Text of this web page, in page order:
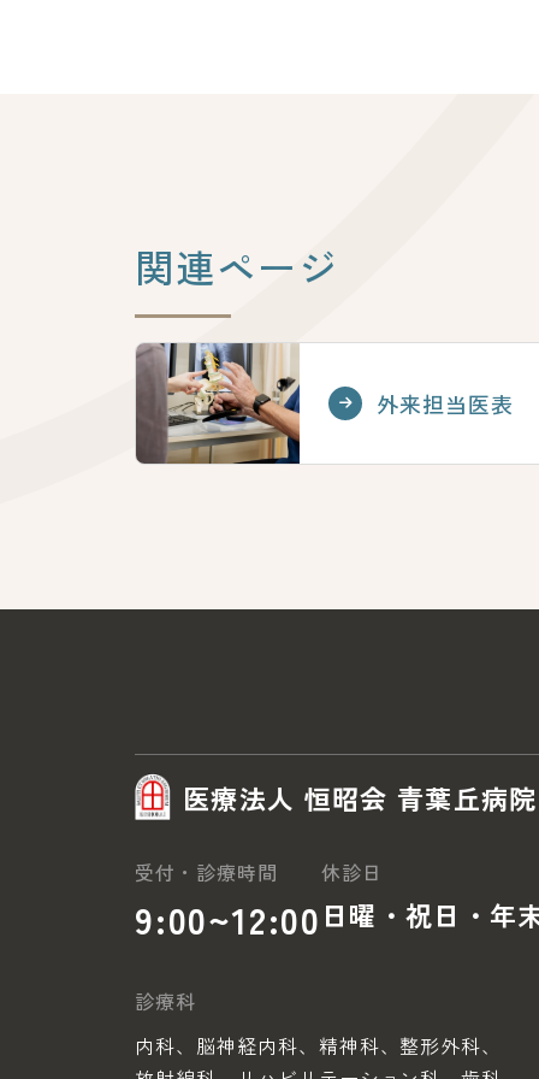
関連ページ
外来担当医表
医療法人 恒昭会 青葉丘病院
受付・診療時間
9:00~12:00
休診日
日曜・祝日・年
診療科
内科、脳神経内科、精神科、整形外科、